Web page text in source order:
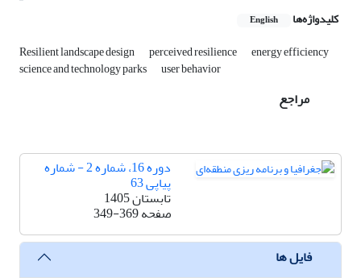
کلیدواژه‌ها English
Resilient landscape design perceived resilience energy efficiency
science and technology parks user behavior
مراجع
دوره 16، شماره 2 - شماره
پیاپی 63
تابستان 1405
صفحه349-369
فایل ها